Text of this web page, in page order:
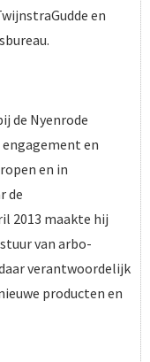
en
de Nyenrode
engagement en
en in
de
2013 maakte hij
van arbo-
verantwoordelijk
producten en